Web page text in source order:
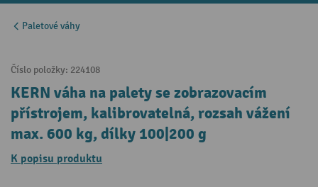
Paletové váhy
Číslo položky: 224108
KERN váha na palety se zobrazovacím
přístrojem, kalibrovatelná, rozsah vážení
max. 600 kg, dílky 100|200 g
K popisu produktu